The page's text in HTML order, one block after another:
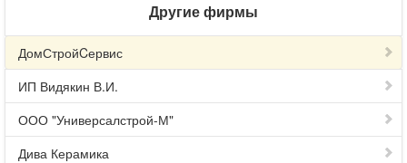
Другие фирмы
ДомСтройCервис
ИП Видякин В.И.
ООО "Универсалстрой-М"
Дива Керамика